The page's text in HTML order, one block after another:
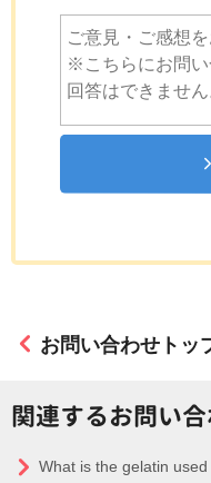
お問い合わせトッ
関連するお問い
What is the gelatin